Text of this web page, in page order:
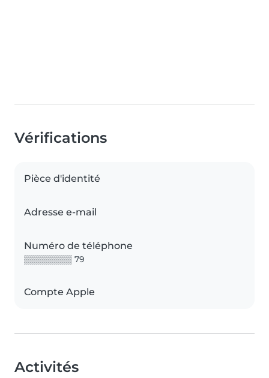
Vérifications
Pièce d'identité
Adresse e-mail
Numéro de téléphone
▒▒▒▒▒▒▒▒ 79
Compte Apple
Activités